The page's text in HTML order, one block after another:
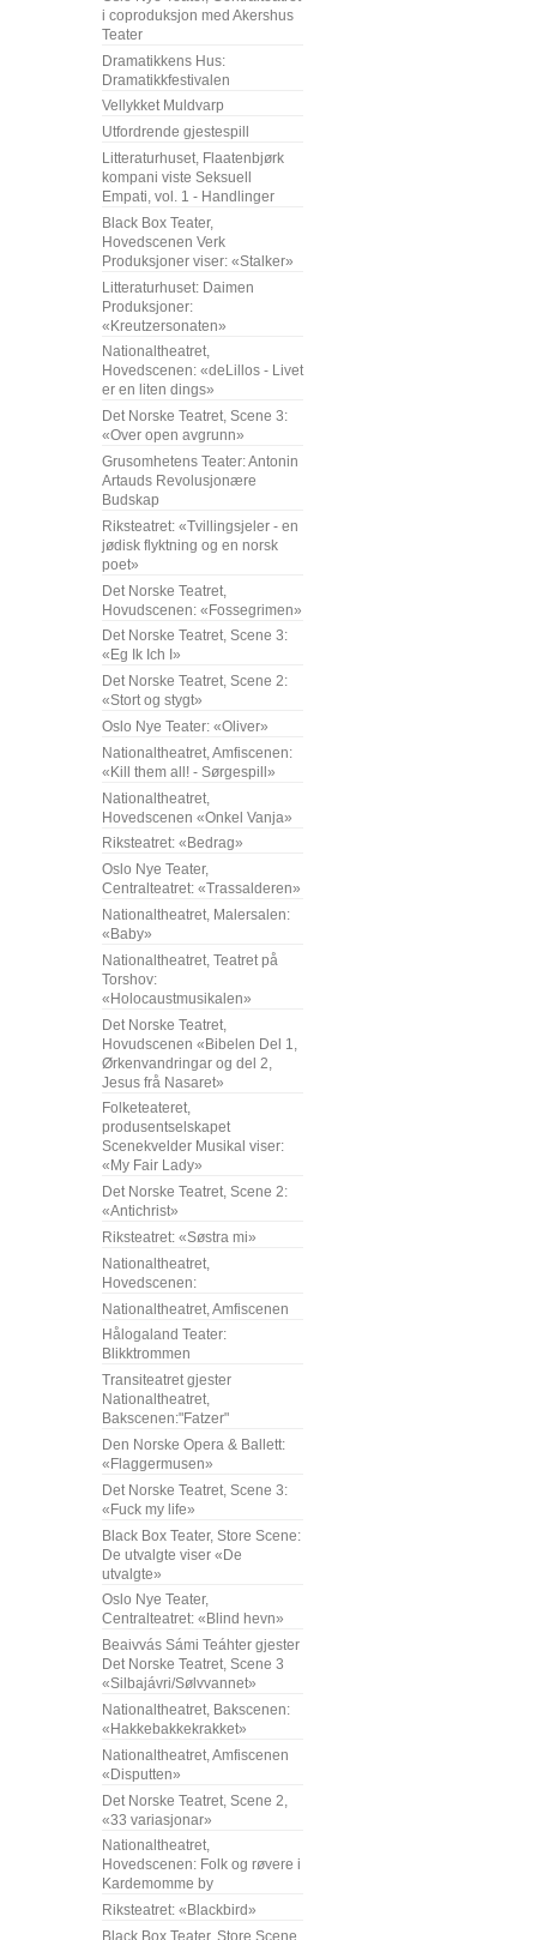
i coproduksjon med Akershus
Teater
Dramatikkens Hus:
Dramatikkfestivalen
Vellykket Muldvarp
Utfordrende gjestespill
Litteraturhuset, Flaatenbjørk
kompani viste Seksuell
Empati, vol. 1 - Handlinger
Black Box Teater,
Hovedscenen Verk
Produksjoner viser: «Stalker»
Litteraturhuset: Daimen
Produksjoner:
«Kreutzersonaten»
Nationaltheatret,
Hovedscenen: «deLillos - Livet
er en liten dings»
Det Norske Teatret, Scene 3:
«Over open avgrunn»
Grusomhetens Teater: Antonin
Artauds Revolusjonære
Budskap
Riksteatret: «Tvillingsjeler - en
jødisk flyktning og en norsk
poet»
Det Norske Teatret,
Hovudscenen: «Fossegrimen»
Det Norske Teatret, Scene 3:
«Eg Ik Ich I»
Det Norske Teatret, Scene 2:
«Stort og stygt»
Oslo Nye Teater: «Oliver»
Nationaltheatret, Amfiscenen:
«Kill them all! - Sørgespill»
Nationaltheatret,
Hovedscenen «Onkel Vanja»
Riksteatret: «Bedrag»
Oslo Nye Teater,
Centralteatret: «Trassalderen»
Nationaltheatret, Malersalen:
«Baby»
Nationaltheatret, Teatret på
Torshov:
«Holocaustmusikalen»
Det Norske Teatret,
Hovudscenen «Bibelen Del 1,
Ørkenvandringar og del 2,
Jesus frå Nasaret»
Folketeateret,
produsentselskapet
Scenekvelder Musikal viser:
«My Fair Lady»
Det Norske Teatret, Scene 2:
«Antichrist»
Riksteatret: «Søstra mi»
Nationaltheatret,
Hovedscenen:
Nationaltheatret, Amfiscenen
Hålogaland Teater:
Blikktrommen
Transiteatret gjester
Nationaltheatret,
Bakscenen:"Fatzer"
Den Norske Opera & Ballett:
«Flaggermusen»
Det Norske Teatret, Scene 3:
«Fuck my life»
Black Box Teater, Store Scene:
De utvalgte viser «De
utvalgte»
Oslo Nye Teater,
Centralteatret: «Blind hevn»
Beaivvás Sámi Teáhter gjester
Det Norske Teatret, Scene 3
«Silbajávri/Sølvvannet»
Nationaltheatret, Bakscenen:
«Hakkebakkekrakket»
Nationaltheatret, Amfiscenen
«Disputten»
Det Norske Teatret, Scene 2,
«33 variasjonar»
Nationaltheatret,
Hovedscenen: Folk og røvere i
Kardemomme by
Riksteatret: «Blackbird»
Black Box Teater, Store Scene